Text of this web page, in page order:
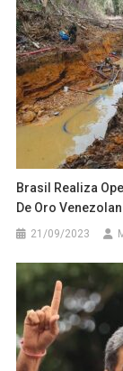
Brasil Realiza
De Oro
21/09/2023